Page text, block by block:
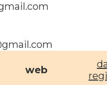
web